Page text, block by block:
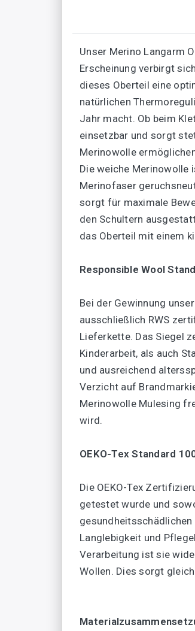
Unser Merino Langarm
Erscheinung verbirgt
dieses Oberteil eine
natürlichen
Jahr macht. Ob beim
einsetzbar und sorgt
Merinowolle
Die weiche Merinowolle
Merinofaser
sorgt für maximale
den Schultern
das Oberteil mit einem
Responsible Wool
Bei der Gewinnung
ausschließlich RWS
Lieferkette. Das Siegel
Kinderarbeit, als auch
und ausreichend
Verzicht auf
Merinowolle Mulesing
wird.
OEKO-Tex Standard
Die OEKO-Tex
getestet wurde und
Langlebigkeit und
Verarbeitung ist sie
Wollen. Dies sorgt